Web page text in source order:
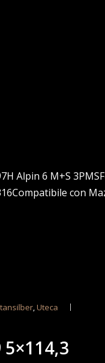
Alpin 6 M+S
con
,Uteca
5×114,3